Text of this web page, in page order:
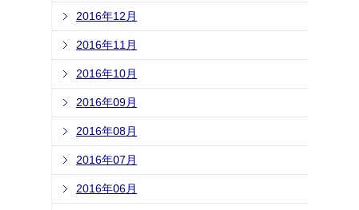
2016年12月
2016年11月
2016年10月
2016年09月
2016年08月
2016年07月
2016年06月